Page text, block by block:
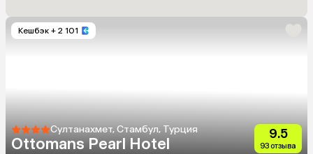
Кешбэк + 2 101
Султанахмет, Стамбул, Турция
Ottomans Pearl Hotel
9.5
93 отзыва